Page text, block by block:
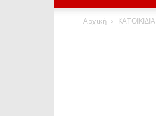
Αρχική ΚΑΤΟΙΚΙΔΙΑ